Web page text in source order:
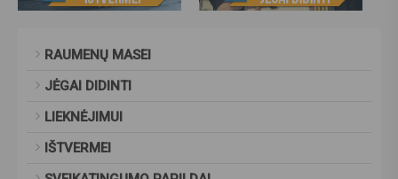
RAUMENŲ MASEI
JĖGAI DIDINTI
LIEKNĖJIMUI
IŠTVERMEI